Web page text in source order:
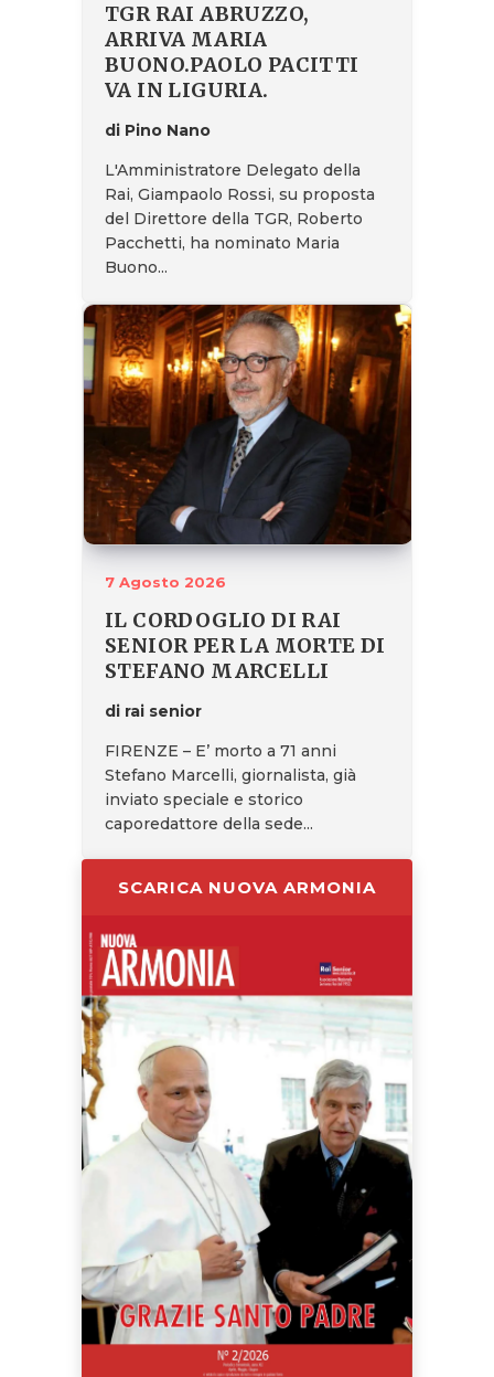
TGR RAI ABRUZZO,
ARRIVA MARIA
BUONO.PAOLO PACITTI
VA IN LIGURIA.
di Pino Nano
L'Amministratore Delegato della
Rai, Giampaolo Rossi, su proposta
del Direttore della TGR, Roberto
Pacchetti, ha nominato Maria
Buono...
7 Agosto 2026
IL CORDOGLIO DI RAI
SENIOR PER LA MORTE DI
STEFANO MARCELLI
di rai senior
FIRENZE – E’ morto a 71 anni
Stefano Marcelli, giornalista, già
inviato speciale e storico
caporedattore della sede...
SCARICA NUOVA ARMONIA